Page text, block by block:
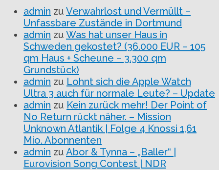
admin zu Verwahrlost und Vermüllt –
Unfassbare Zustände in Dortmund
admin zu Was hat unser Haus in
Schweden gekostet? (36.000 EUR – 105
qm Haus + Scheune – 3.300 qm
Grundstück)
admin zu Lohnt sich die Apple Watch
Ultra 3 auch für normale Leute? – Update
admin zu Kein zurück mehr! Der Point of
No Return rückt näher. – Mission
Unknown Atlantik | Folge 4 Knossi 1,61
Mio. Abonnenten
admin zu Abor & Tynna – „Baller“ |
Eurovision Song Contest | NDR